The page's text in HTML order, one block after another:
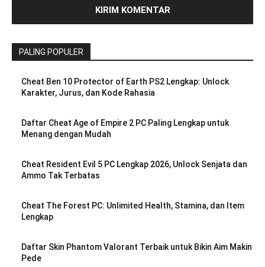
PALING POPULER
Cheat Ben 10 Protector of Earth PS2 Lengkap: Unlock
Karakter, Jurus, dan Kode Rahasia
Daftar Cheat Age of Empire 2 PC Paling Lengkap untuk
Menang dengan Mudah
Cheat Resident Evil 5 PC Lengkap 2026, Unlock Senjata dan
Ammo Tak Terbatas
Cheat The Forest PC: Unlimited Health, Stamina, dan Item
Lengkap
Daftar Skin Phantom Valorant Terbaik untuk Bikin Aim Makin
Pede